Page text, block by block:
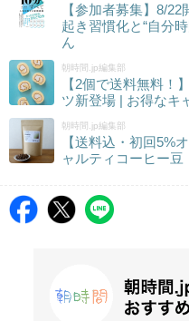
【参加者募集】8/
起き習慣化と“自分
ん
朝時間.jp編集部
【2個で送料無料！
ツ新登場 | お得なキ
朝時間.jp編集部
【送料込・初回5%
ャルティコーヒー豆